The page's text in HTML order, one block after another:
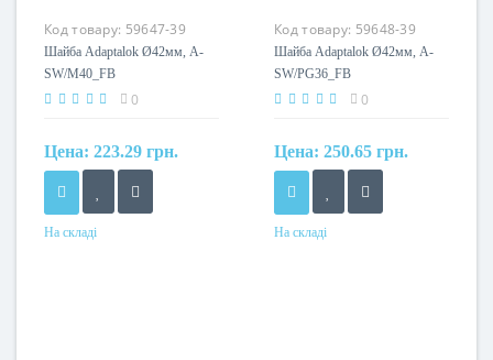
Код товару: 59647-39
Шайба Adaptalok Ø42мм, A-
SW/M40_FB
0
Цена: 223.29 грн.
На складі
Код товару: 59648-39
Шайба Adaptalok Ø42мм, A-
SW/PG36_FB
0
Цена: 250.65 грн.
На складі